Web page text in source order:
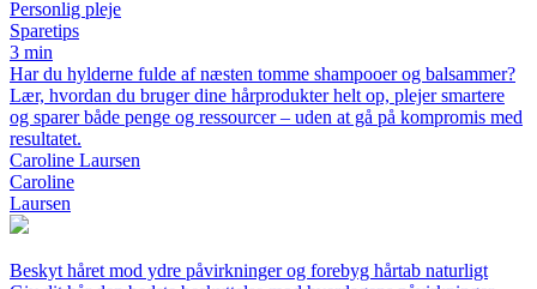
Personlig pleje
Sparetips
3 min
Har du hylderne fulde af næsten tomme shampooer og balsammer?
Lær, hvordan du bruger dine hårprodukter helt op, plejer smartere
og sparer både penge og ressourcer – uden at gå på kompromis med
resultatet.
Caroline Laursen
Caroline
Laursen
Beskyt håret mod ydre påvirkninger og forebyg hårtab naturligt